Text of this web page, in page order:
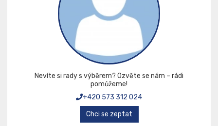
Nevíte si rady s výběrem? Ozvěte se nám – rádi
pomůžeme!
+420 573 312 024
Chci se zeptat